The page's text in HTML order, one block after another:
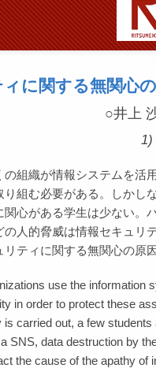
に関する無関心
○井上
1)
の組織が情報システムを活
り組む必要がある。しかし
関心がある学生は少ない。
の人的脅威は情報セキュリ
リティに関する無関心の原
use the information
in order to protect these
is carried out, a few
SNS, data destruction by
the cause of the apathy of